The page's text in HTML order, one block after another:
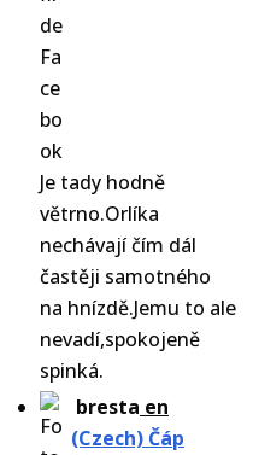
Je tady hodně
větrno.Orlíka
nechávají čím dál
častěji samotného
na hnízdě.Jemu to ale
nevadí,spokojeně
spinká.
bresta en
(Czech) Čáp